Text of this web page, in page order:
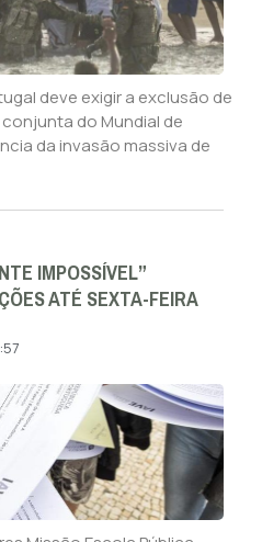
deve exigir a exclusão de
do Mundial de
da invasão massiva de
IMPOSSÍVEL”
ATÉ SEXTA-FEIRA